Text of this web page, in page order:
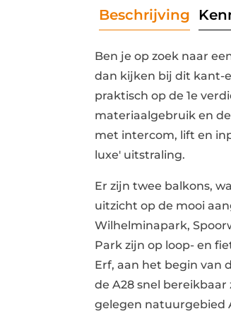
Beschrijving
Ben je op zoek naar
dan kijken bij dit kant-
praktisch op de 1e
materiaalgebruik en
met intercom, lift en
luxe' uitstraling.
Er zijn twee balkons,
uitzicht op de mooi
Wilhelminapark,
Park zijn op loop- en
Erf, aan het begin van
de A28 snel
gelegen natuurgebied